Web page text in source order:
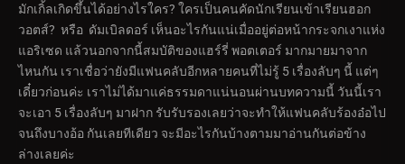
มักเกิ้ลเกิดขึ้นได้อย่างไรใคร? ใครเป็นคนคัดนักเรียนเข้าเรียนฮอก
วอตส์? หรือ ดัมเบิลดอร์ เห็นอะไรกันแน่เมื่ออยู่ต่อหน้ากระจกเงาแห่ง
แอริเซด แล้วนอกจากนี้สมบัติของแฮร์รี่ พอตเตอร์ มากมายมาจาก
ไหนกัน เราเชื่อว่ายังมีแฟนคลับอีกหลายคนที่ไม่รู้ 5 เรื่องลับๆ นี้ แต่ๆ
เดี๋ยวก่อนค่ะ เราไม่ได้มาแค่ธรรมดาแน่นอนผ่านบทความนี้ วันนี้เรา
จะเอา 5 เรื่องลับๆ มาฝาก รับรับรองเลยว่าจะทำให้แฟนคลับร้องอ๋อไป
จนถึงบางอ้อ กันเลยทีเดียว จะมีอะไรกันบ้างตามมาอ่านกันต่อข้าง
ล่างเลยค่ะ